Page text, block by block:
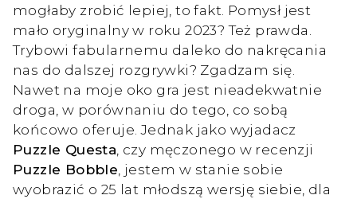
mogłaby zrobić lepiej, to fakt. Pomysł jest
mało oryginalny w roku 2023? Też prawda.
Trybowi fabularnemu daleko do nakręcania
nas do dalszej rozgrywki? Zgadzam się.
Nawet na moje oko gra jest nieadekwatnie
droga, w porównaniu do tego, co sobą
końcowo oferuje. Jednak jako wyjadacz
Puzzle Questa , czy męczonego w recenzji
Puzzle Bobble , jestem w stanie sobie
wyobrazić o 25 lat młodszą wersję siebie, dla